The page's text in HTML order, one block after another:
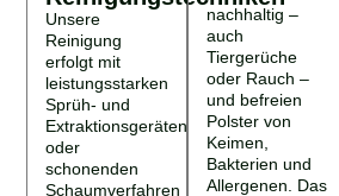
Unsere
Reinigung
erfolgt mit
leistungsstarken
Sprüh- und
Extraktionsgeräten
oder
schonenden
Schaumverfahren
nachhaltig –
auch
Tiergerüche
oder Rauch –
und befreien
Polster von
Keimen,
Bakterien und
Allergenen. Das